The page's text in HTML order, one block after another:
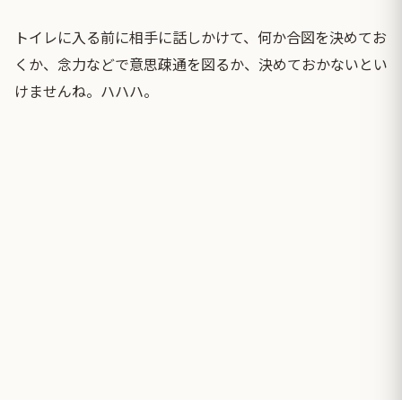
トイレに入る前に相手に話しかけて、何か合図を決めてお
くか、念力などで意思疎通を図るか、決めておかないとい
けませんね。ハハハ。